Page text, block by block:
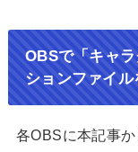
OBSで「キャ
ションファイ
各OBSに本記事